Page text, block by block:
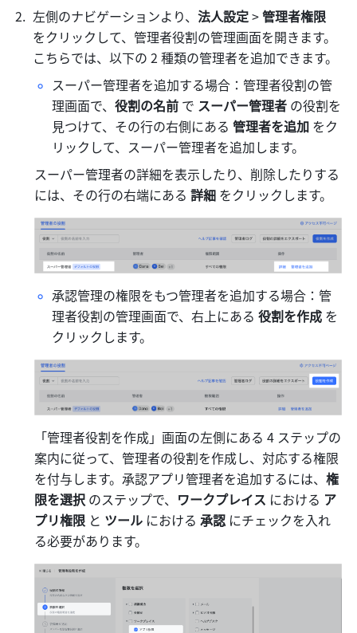
左側のナビゲーションより、法人設定 > 管理者権限
をクリックして、管理者役割の管理画面を開きます。
こちらでは、以下の 2 種類の管理者を追加できます。
スーパー管理者を追加する場合：管理者役割の管
理画面で、役割の名前 で スーパー管理者 の役割を
見つけて、その行の右側にある 管理者を追加 をク
リックして、スーパー管理者を追加します。
スーパー管理者の詳細を表示したり、削除したりする
には、その行の右端にある 詳細 をクリックします。
承認管理の権限をもつ管理者を追加する場合：管
理者役割の管理画面で、右上にある 役割を作成 を
クリックします。
「管理者役割を作成」画面の左側にある 4 ステップの
案内に従って、管理者の役割を作成し、対応する権限
を付与します。承認アプリ管理者を追加するには、権
限を選択 のステップで、 ワークプレイス における ア
プリ権限 と ツール における 承認 にチェックを入れ
る必要があります。